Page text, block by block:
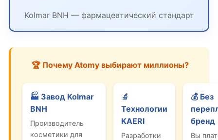
Kolmar BNH — фармацевтический стандарт
🏆 Почему Atomy выбирают миллионы?
🏭 Завод Kolmar
BNH
Производитель
косметики для
🔬
Технологии
KAERI
Разработки
💰 Без
бренд
Вы